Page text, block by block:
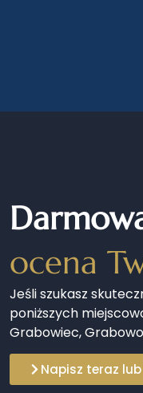
ocena
Jeśli szukasz
poniższych
Grabowiec, Grabowo
Napisz teraz